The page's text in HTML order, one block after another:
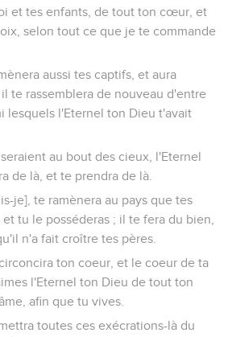
et tes enfants, de tout ton cœur, et
selon tout ce que je te commande
aussi tes captifs, et aura
te rassemblera de nouveau d'entre
lesquels l'Eternel ton Dieu t'avait
au bout des cieux, l'Eternel
de là, et te prendra de là.
je], te ramènera au pays que tes
tu le posséderas ; il te fera du bien,
n'a fait croître tes pères.
ton coeur, et le coeur de ta
l'Eternel ton Dieu de tout ton
afin que tu vives.
toutes ces exécrations-là du